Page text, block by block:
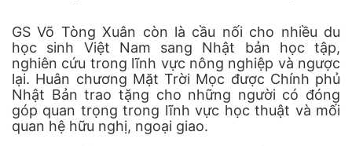
GS Võ Tòng Xuân còn là cầu nối cho nhiều du
học sinh Việt Nam sang Nhật bản học tập,
nghiên cứu trong lĩnh vực nông nghiệp và ngược
lại. Huân chương Mặt Trời Mọc được Chính phủ
Nhật Bản trao tặng cho những người có đóng
góp quan trọng trong lĩnh vực học thuật và mối
quan hệ hữu nghị, ngoại giao.